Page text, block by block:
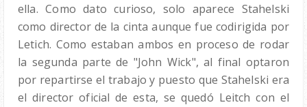
ella. Como dato curioso, solo aparece Stahelski
como director de la cinta aunque fue codirigida por
Letich. Como estaban ambos en proceso de rodar
la segunda parte de "John Wick", al final optaron
por repartirse el trabajo y puesto que Stahelski era
el director oficial de esta, se quedó Leitch con el